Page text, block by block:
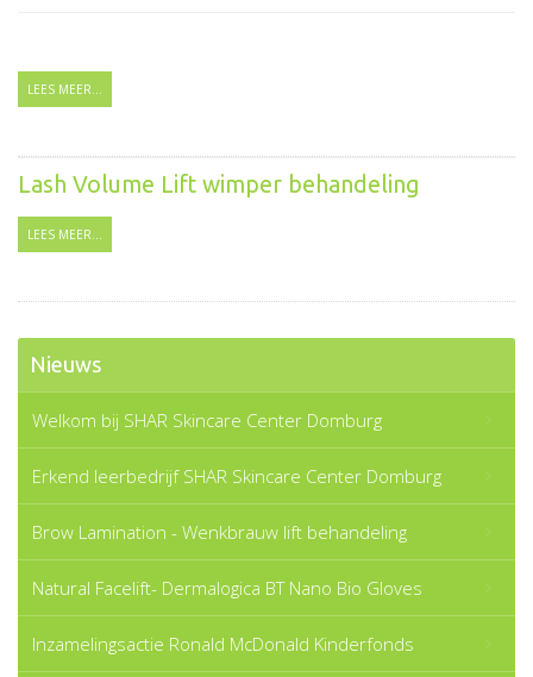
LEES MEER...
Lash Volume Lift wimper behandeling
LEES MEER...
Nieuws
Welkom bij SHAR Skincare Center Domburg
Erkend leerbedrijf SHAR Skincare Center Domburg
Brow Lamination - Wenkbrauw lift behandeling
Natural Facelift- Dermalogica BT Nano Bio Gloves
Inzamelingsactie Ronald McDonald Kinderfonds